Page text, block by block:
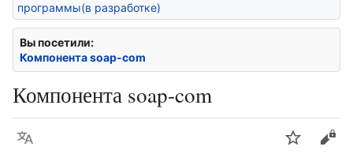
программы(в разработке)
Вы посетили:
Компонента soap-com
Компонента soap-com
Язык Следить